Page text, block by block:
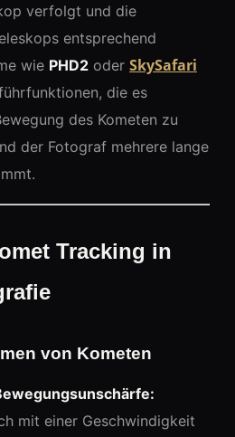
verfolgt und die
entsprechend
wie PHD2 oder SkySafari
die es
des Kometen zu
der Fotograf mehrere lange
Tracking in
von Kometen
mit einer Geschwindigkeit